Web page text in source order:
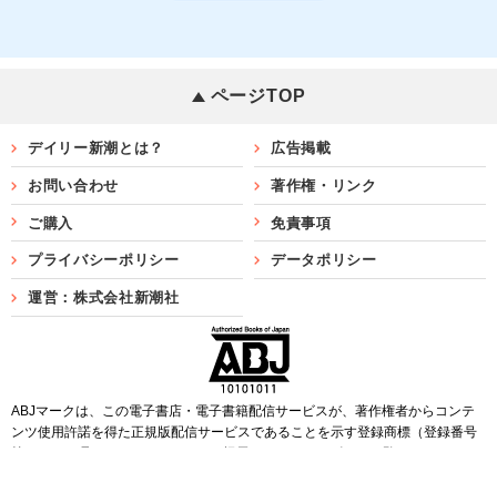
ページTOP
デイリー新潮とは？ 広告掲載
お問い合わせ 著作権・リンク
ご購入 免責事項
プライバシーポリシー データポリシー
運営：株式会社新潮社
ABJマークは、この電子書店・電子書籍配信サービスが、著作権者からコンテ
ンツ使用許諾を得た正規版配信サービスであることを示す登録商標（登録番号